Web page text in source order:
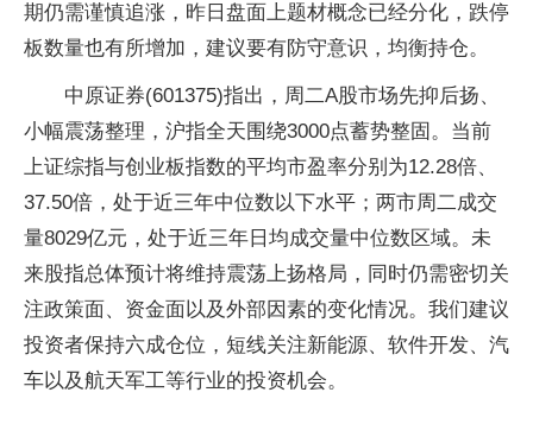
期仍需谨慎追涨，昨日盘面上题材概念已经分化，跌停
板数量也有所增加，建议要有防守意识，均衡持仓。
中原证券(601375)指出，周二A股市场先抑后扬、
小幅震荡整理，沪指全天围绕3000点蓄势整固。当前
上证综指与创业板指数的平均市盈率分别为12.28倍、
37.50倍，处于近三年中位数以下水平；两市周二成交
量8029亿元，处于近三年日均成交量中位数区域。未
来股指总体预计将维持震荡上扬格局，同时仍需密切关
注政策面、资金面以及外部因素的变化情况。我们建议
投资者保持六成仓位，短线关注新能源、软件开发、汽
车以及航天军工等行业的投资机会。